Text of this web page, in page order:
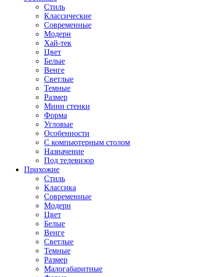
Стиль
Классические
Современные
Модерн
Хай-тек
Цвет
Белые
Венге
Светлые
Темные
Размер
Мини стенки
Форма
Угловые
Особенности
С компьютерным столом
Назначение
Под телевизор
Прихожие
Стиль
Классика
Современные
Модерн
Цвет
Белые
Венге
Светлые
Темные
Размер
Малогабаритные